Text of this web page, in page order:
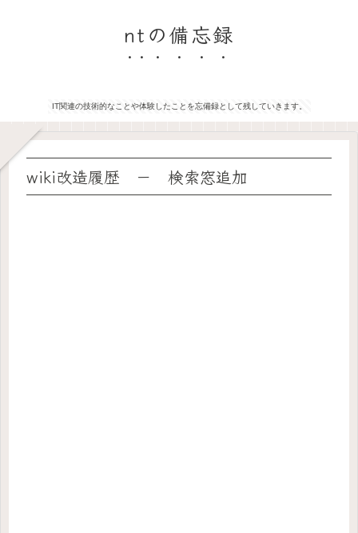
ntの備忘録
IT関連の技術的なことや体験したことを忘備録として残していきます。
wiki改造履歴 － 検索窓追加